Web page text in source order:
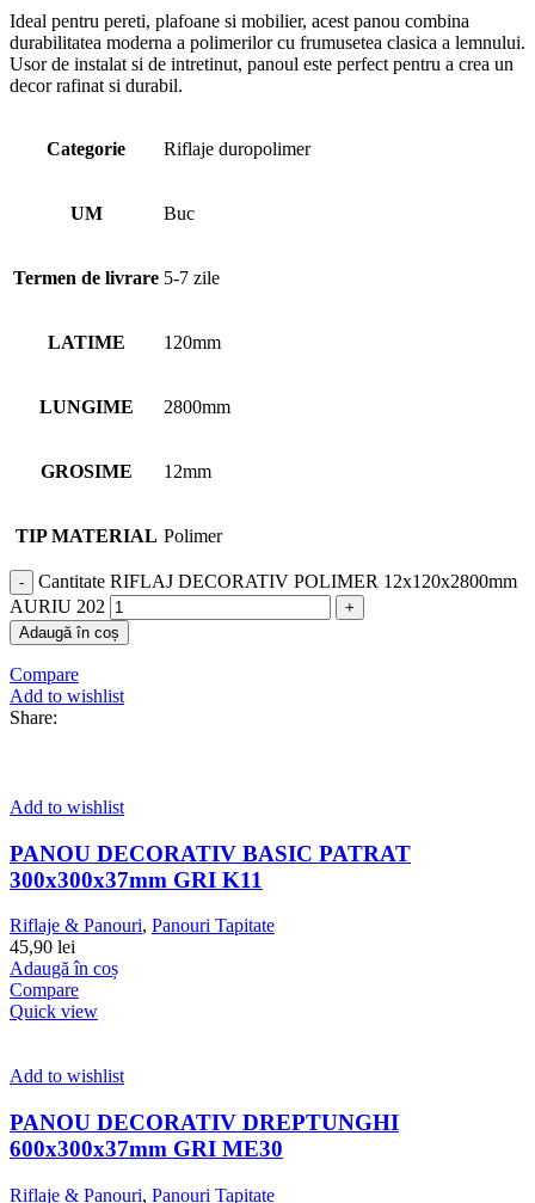
Ideal pentru pereti, plafoane si mobilier, acest panou combina
durabilitatea moderna a polimerilor cu frumusetea clasica a lemnului.
Usor de instalat si de intretinut, panoul este perfect pentru a crea un
decor rafinat si durabil.
Categorie Riflaje duropolimer
UM Buc
Termen de livrare 5-7 zile
LATIME 120mm
LUNGIME 2800mm
GROSIME 12mm
TIP MATERIAL Polimer
Cantitate RIFLAJ DECORATIV POLIMER 12x120x2800mm
AURIU 202
Adaugă în coș
Compare
Add to wishlist
Share:
Add to wishlist
PANOU DECORATIV BASIC PATRAT
300x300x37mm GRI K11
Riflaje & Panouri, Panouri Tapitate
45,90 lei
Adaugă în coș
Compare
Quick view
Add to wishlist
PANOU DECORATIV DREPTUNGHI
600x300x37mm GRI ME30
Riflaje & Panouri, Panouri Tapitate